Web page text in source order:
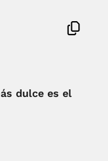
dulce es el